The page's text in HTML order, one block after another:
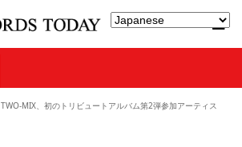
TWO-MIX、初のトリビュートアルバム第2弾参加アーティス